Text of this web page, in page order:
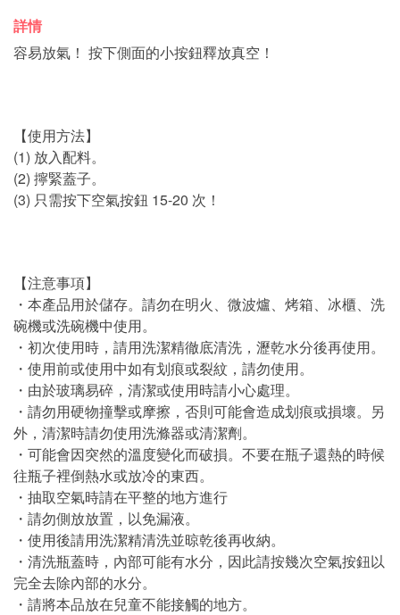
詳情
容易放氣！ 按下側面的小按鈕釋放真空！
【使用方法】
(1) 放入配料。
(2) 擰緊蓋子。
(3) 只需按下空氣按鈕 15-20 次！
【注意事項】
・本產品用於儲存。請勿在明火、微波爐、烤箱、冰櫃、洗
碗機或洗碗機中使用。
・初次使用時，請用洗潔精徹底清洗，瀝乾水分後再使用。
・使用前或使用中如有划痕或裂紋，請勿使用。
・由於玻璃易碎，清潔或使用時請小心處理。
・請勿用硬物撞擊或摩擦，否則可能會造成划痕或損壞。另
外，清潔時請勿使用洗滌器或清潔劑。
・可能會因突然的溫度變化而破損。不要在瓶子還熱的時候
往瓶子裡倒熱水或放冷的東西。
・抽取空氣時請在平整的地方進行
・請勿側放放置，以免漏液。
・使用後請用洗潔精清洗並晾乾後再收納。
・清洗瓶蓋時，內部可能有水分，因此請按幾次空氣按鈕以
完全去除內部的水分。
・請將本品放在兒童不能接觸的地方。